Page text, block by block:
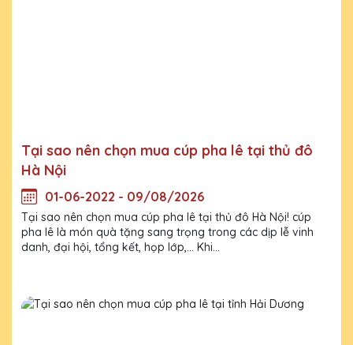
Tại sao nên chọn mua cúp pha lê tại thủ đô
Hà Nội
01-06-2022 - 09/08/2026
Tại sao nên chọn mua cúp pha lê tại thủ đô Hà Nội! cúp
pha lê là món quà tặng sang trọng trong các dịp lễ vinh
danh, đại hội, tổng kết, họp lớp,... Khi...